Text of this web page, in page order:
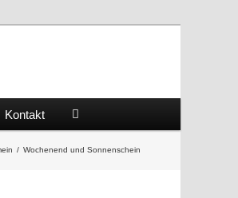
Kontakt
/ Wochenend und Sonnenschein